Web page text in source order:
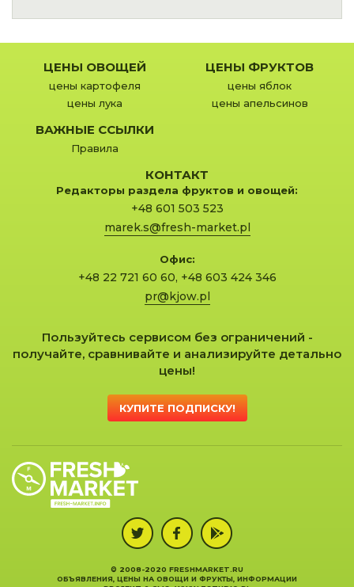
ЦЕНЫ ОВОЩЕЙ
цены картофеля
цены лука
ЦЕНЫ ФРУКТОВ
цены яблок
цены апельсинов
ВАЖНЫЕ ССЫЛКИ
Правила
КОНТАКТ
Редакторы раздела фруктов и овощей:
+48 601 503 523
marek.s@fresh-market.pl
Офис:
+48 22 721 60 60, +48 603 424 346
pr@kjow.pl
Пользуйтесь сервисом без ограничений -
получайте, сравнивайте и анализируйте детально
цены!
КУПИТЕ ПОДПИСКУ!
© 2008-2020 FRESHMARKET.RU
ОБЪЯВЛЕНИЯ, ЦЕНЫ НА ОВОЩИ И ФРУКТЫ, ИНФОРМАЦИИ